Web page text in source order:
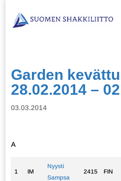
Garden
28.02.2014 –
03.03.2014
A
1 IM
Nyysti
Sampsa
2415 FIN